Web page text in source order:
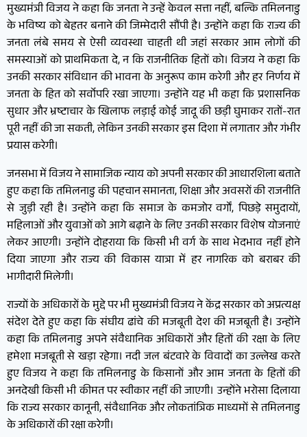
मुख्यमंत्री विजय ने कहा कि जनता ने उन्हें केवल सत्ता नहीं, बल्कि तमिलनाडु
के भविष्य को बेहतर बनाने की जिम्मेदारी सौंपी है। उन्होंने कहा कि राज्य की
जनता लंबे समय से ऐसी व्यवस्था चाहती थी जहां सरकार आम लोगों की
समस्याओं को प्राथमिकता दे, न कि राजनीतिक हितों को। विजय ने कहा कि
उनकी सरकार संविधान की भावना के अनुरूप काम करेगी और हर निर्णय में
जनता के हित को सर्वोपरि रखा जाएगा। उन्होंने यह भी कहा कि प्रशासनिक
सुधार और भ्रष्टाचार के खिलाफ लड़ाई कोई जादू की छड़ी घुमाकर रातों-रात
पूरी नहीं की जा सकती, लेकिन उनकी सरकार इस दिशा में लगातार और गंभीर
प्रयास करेगी।
जनसभा में विजय ने सामाजिक न्याय को अपनी सरकार की आधारशिला बताते
हुए कहा कि तमिलनाडु की पहचान समानता, शिक्षा और अवसरों की राजनीति
से जुड़ी रही है। उन्होंने कहा कि समाज के कमजोर वर्गों, पिछड़े समुदायों,
महिलाओं और युवाओं को आगे बढ़ाने के लिए उनकी सरकार विशेष योजनाएं
लेकर आएगी। उन्होंने दोहराया कि किसी भी वर्ग के साथ भेदभाव नहीं होने
दिया जाएगा और राज्य की विकास यात्रा में हर नागरिक को बराबर की
भागीदारी मिलेगी।
राज्यों के अधिकारों के मुद्दे पर भी मुख्यमंत्री विजय ने केंद्र सरकार को अप्रत्यक्ष
संदेश देते हुए कहा कि संघीय ढांचे की मजबूती देश की मजबूती है। उन्होंने
कहा कि तमिलनाडु अपने संवैधानिक अधिकारों और हितों की रक्षा के लिए
हमेशा मजबूती से खड़ा रहेगा। नदी जल बंटवारे के विवादों का उल्लेख करते
हुए विजय ने कहा कि तमिलनाडु के किसानों और आम जनता के हितों की
अनदेखी किसी भी कीमत पर स्वीकार नहीं की जाएगी। उन्होंने भरोसा दिलाया
कि राज्य सरकार कानूनी, संवैधानिक और लोकतांत्रिक माध्यमों से तमिलनाडु
के अधिकारों की रक्षा करेगी।